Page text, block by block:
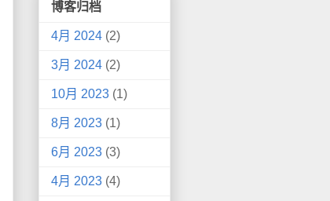
博客归档
4月 2024 (2)
3月 2024 (2)
10月 2023 (1)
8月 2023 (1)
6月 2023 (3)
4月 2023 (4)